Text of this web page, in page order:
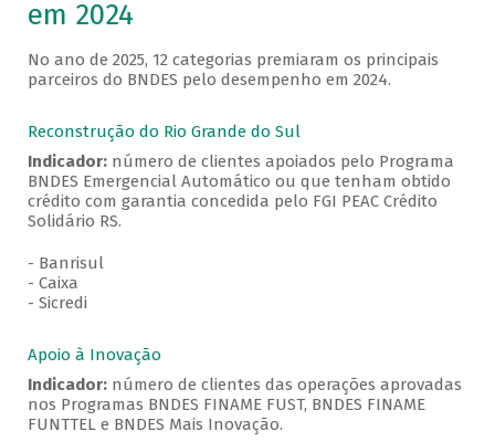
em 2024
No ano de 2025, 12 categorias premiaram os principais
parceiros do BNDES pelo desempenho em 2024.
Reconstrução do Rio Grande do Sul
Indicador:número de clientes apoiados pelo Programa
BNDES Emergencial Automático ou que tenham obtido
crédito com garantia concedida pelo FGI PEAC Crédito
Solidário RS.
- Banrisul
- Caixa
- Sicredi
Apoio à Inovação
Indicador:número de clientes das operações aprovadas
nos Programas BNDES FINAME FUST, BNDES FINAME
FUNTTEL e BNDES Mais Inovação.